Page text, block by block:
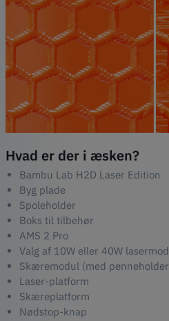
Hvad er der i æsken?
Bambu Lab H2D Laser Edition
Byg plade
Spoleholder
Boks til tilbehør
AMS 2 Pro
Valg af 10W eller 40W
Skæremodul (med
Laser-platform
Skæreplatform
Nødstop-knap